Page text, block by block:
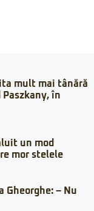
mult mai tânără
în
un mod
mor stelele
Gheorghe: – Nu